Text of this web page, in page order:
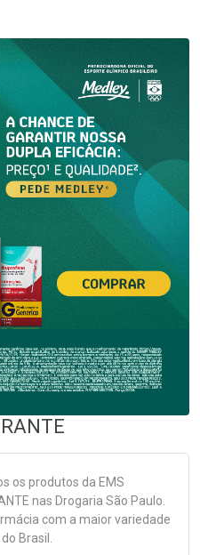
os produtos da EMS
nas Drogaria São Paulo.
com a maior variedade
Brasil.